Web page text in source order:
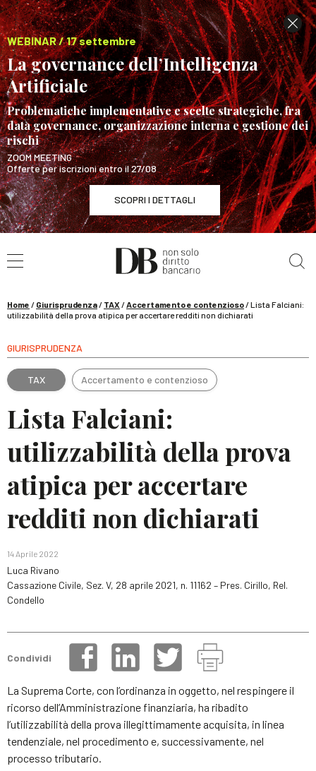
WEBINAR / 17 settembre
La governance dell’Intelligenza
Artificiale
Problematiche implementative e scelte strategiche, fra
data governance, organizzazione interna e gestione dei
rischi
ZOOM MEETING
Offerte per iscrizioni entro il 27/08
SCOPRI I DETTAGLI
WEBINAR / 17 settembre
La governance dell’Intelligenza Artificiale
Home / Giurisprudenza/ TAX /Accertamento e contenzioso/Lista Falciani:
utilizzabilità della prova atipica per accertare redditi non dichiarati
GIURISPRUDENZA
TAX Accertamento e contenzioso
Lista Falciani:
utilizzabilità della prova
atipica per accertare
redditi non dichiarati
14 Aprile 2022
Luca Rivano
Cassazione Civile, Sez. V, 28 aprile 2021, n. 11162 – Pres. Cirillo, Rel.
Condello
Condividi
La Suprema Corte, con l’ordinanza in oggetto, nel respingere il
ricorso dell’Amministrazione finanziaria, ha ribadito
l’utilizzabilità della prova illegittimamente acquisita, in linea
tendenziale, nel procedimento e, successivamente, nel
processo tributario.